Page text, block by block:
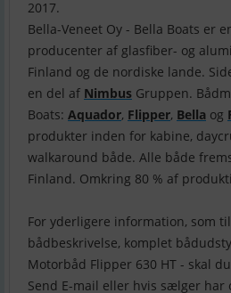
2017.
Bella-Veneet Oy - Bella Boats er
producenter af glasfiber- og
Finland og de nordiske lande.
en del af Nimbus Gruppen.
Boats: Aquador, Flipper, Bella og
produkter inden for kabine,
walkaround både. Alle både
Finland. Omkring 80 % af
For yderligere information, som
bådbeskrivelse, komplet
Motorbåd Flipper 630 HT - skal
Send E-mail eller hvis sælger har